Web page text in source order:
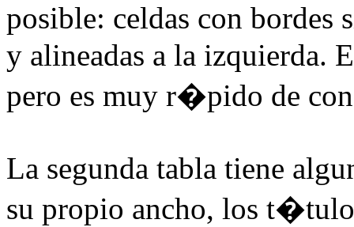
posible: celdas con
y alineadas a la izquierda.
pero es muy r�pido de
La segunda tabla tiene
su propio ancho, los